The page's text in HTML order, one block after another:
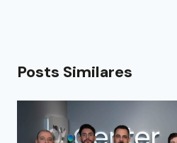
Posts Similares